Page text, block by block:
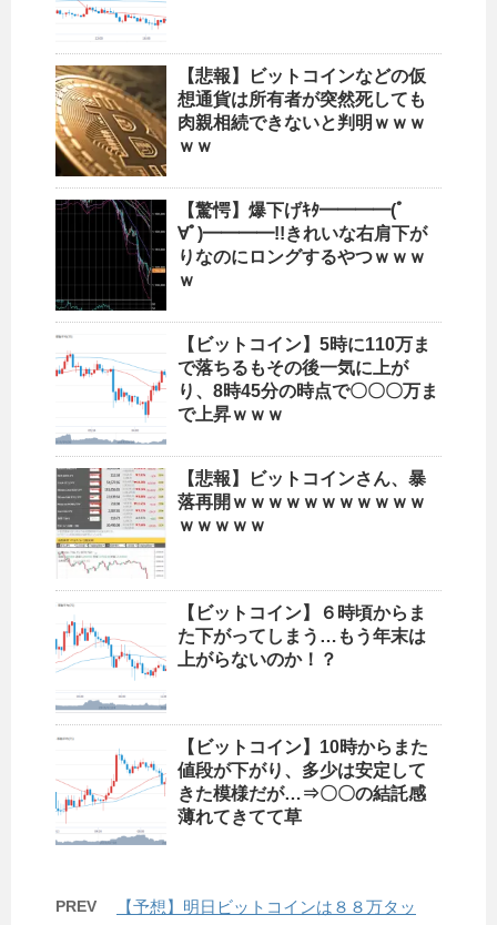
【悲報】ビットコインなどの仮
想通貨は所有者が突然死しても
肉親相続できないと判明ｗｗｗ
ｗｗ
【驚愕】爆下げｷﾀ━━━━(ﾟ
∀ﾟ)━━━━!!きれいな右肩下が
りなのにロングするやつｗｗｗ
ｗ
【ビットコイン】5時に110万ま
で落ちるもその後一気に上が
り、8時45分の時点で〇〇〇万ま
で上昇ｗｗｗ
【悲報】ビットコインさん、暴
落再開ｗｗｗｗｗｗｗｗｗｗｗ
ｗｗｗｗｗ
【ビットコイン】６時頃からま
た下がってしまう…もう年末は
上がらないのか！？
【ビットコイン】10時からまた
値段が下がり、多少は安定して
きた模様だが…⇒〇〇の結託感
薄れてきてて草
PREV
【予想】明日ビットコインは８８万タッ